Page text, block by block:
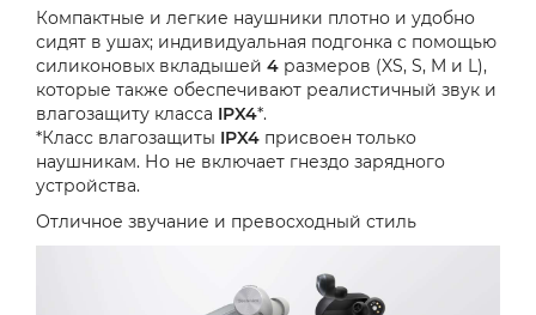
Компактные и легкие наушники плотно и удобно
сидят в ушах; индивидуальная подгонка с помощью
силиконовых вкладышей 4 размеров (XS, S, M и L),
которые также обеспечивают реалистичный звук и
влагозащиту класса IPX4*.
*Класс влагозащиты IPX4 присвоен только
наушникам. Но не включает гнездо зарядного
устройства.
Отличное звучание и превосходный стиль